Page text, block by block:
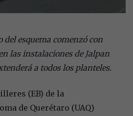
del esquema comenzó con
las instalaciones de Jalpan
a todos los planteles.
(EB) de la
de Querétaro (UAQ)